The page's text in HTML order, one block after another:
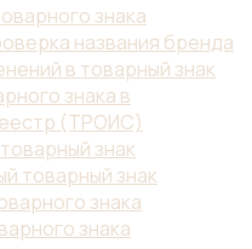
знака
названия бренда
в товарный знак
знака в
(ТРОИС)
знак
товарный знак
знака
знака